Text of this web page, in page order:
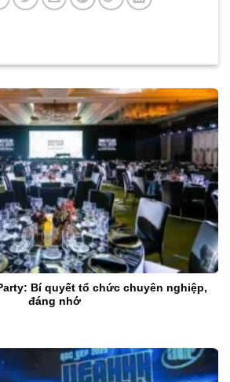
Bí quyết tổ chức chuyên nghiệp,
đáng nhớ